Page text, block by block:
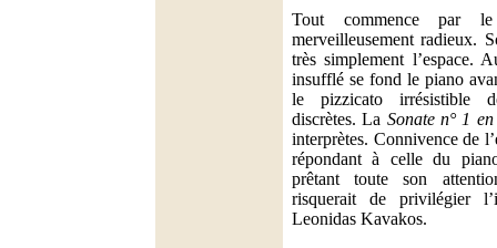
Tout commence par
merveilleusement radieux.
très simplement l’espace.
insufflé se fond le piano
le pizzicato irrésistible
discrètes. La Sonate n° 1
interprètes. Connivence de
répondant à celle du
prêtant toute son
risquerait de privilégier
Leonidas Kavakos.